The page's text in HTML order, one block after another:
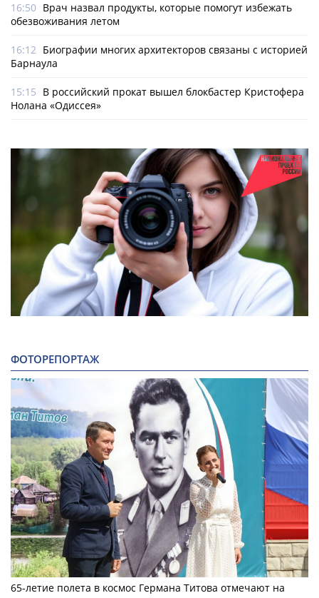
16:50 Врач назвал продукты, которые помогут избежать
обезвоживания летом
16:12 Биографии многих архитекторов связаны с историей
Барнаула
15:15 В российский прокат вышел блокбастер Кристофера
Нолана «Одиссея»
ФОТОРЕПОРТАЖ
65-летие полета в космос Германа Титова отмечают на